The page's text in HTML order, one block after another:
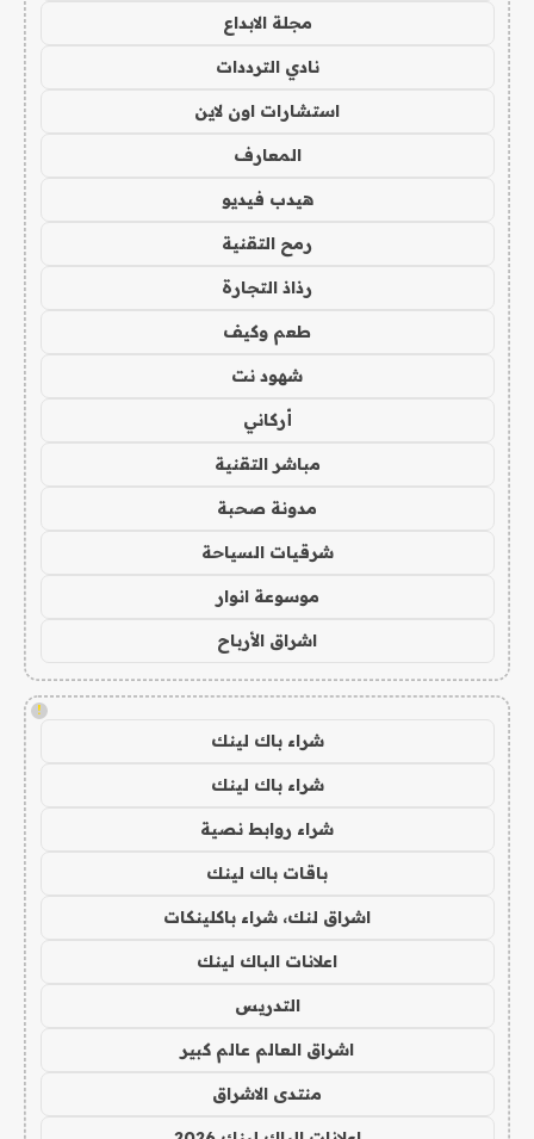
مجلة الابداع
نادي الترددات
استشارات اون لاين
المعارف
هيدب فيديو
رمح التقنية
رذاذ التجارة
طعم وكيف
شهود نت
أركاني
مباشر التقنية
مدونة صحبة
شرقيات السياحة
موسوعة انوار
اشراق الأرباح
!
شراء باك لينك
شراء باك لينك
شراء روابط نصية
باقات باك لينك
اشراق لنك، شراء باكلينكات
اعلانات الباك لينك
التدريس
اشراق العالم عالم كبير
منتدى الاشراق